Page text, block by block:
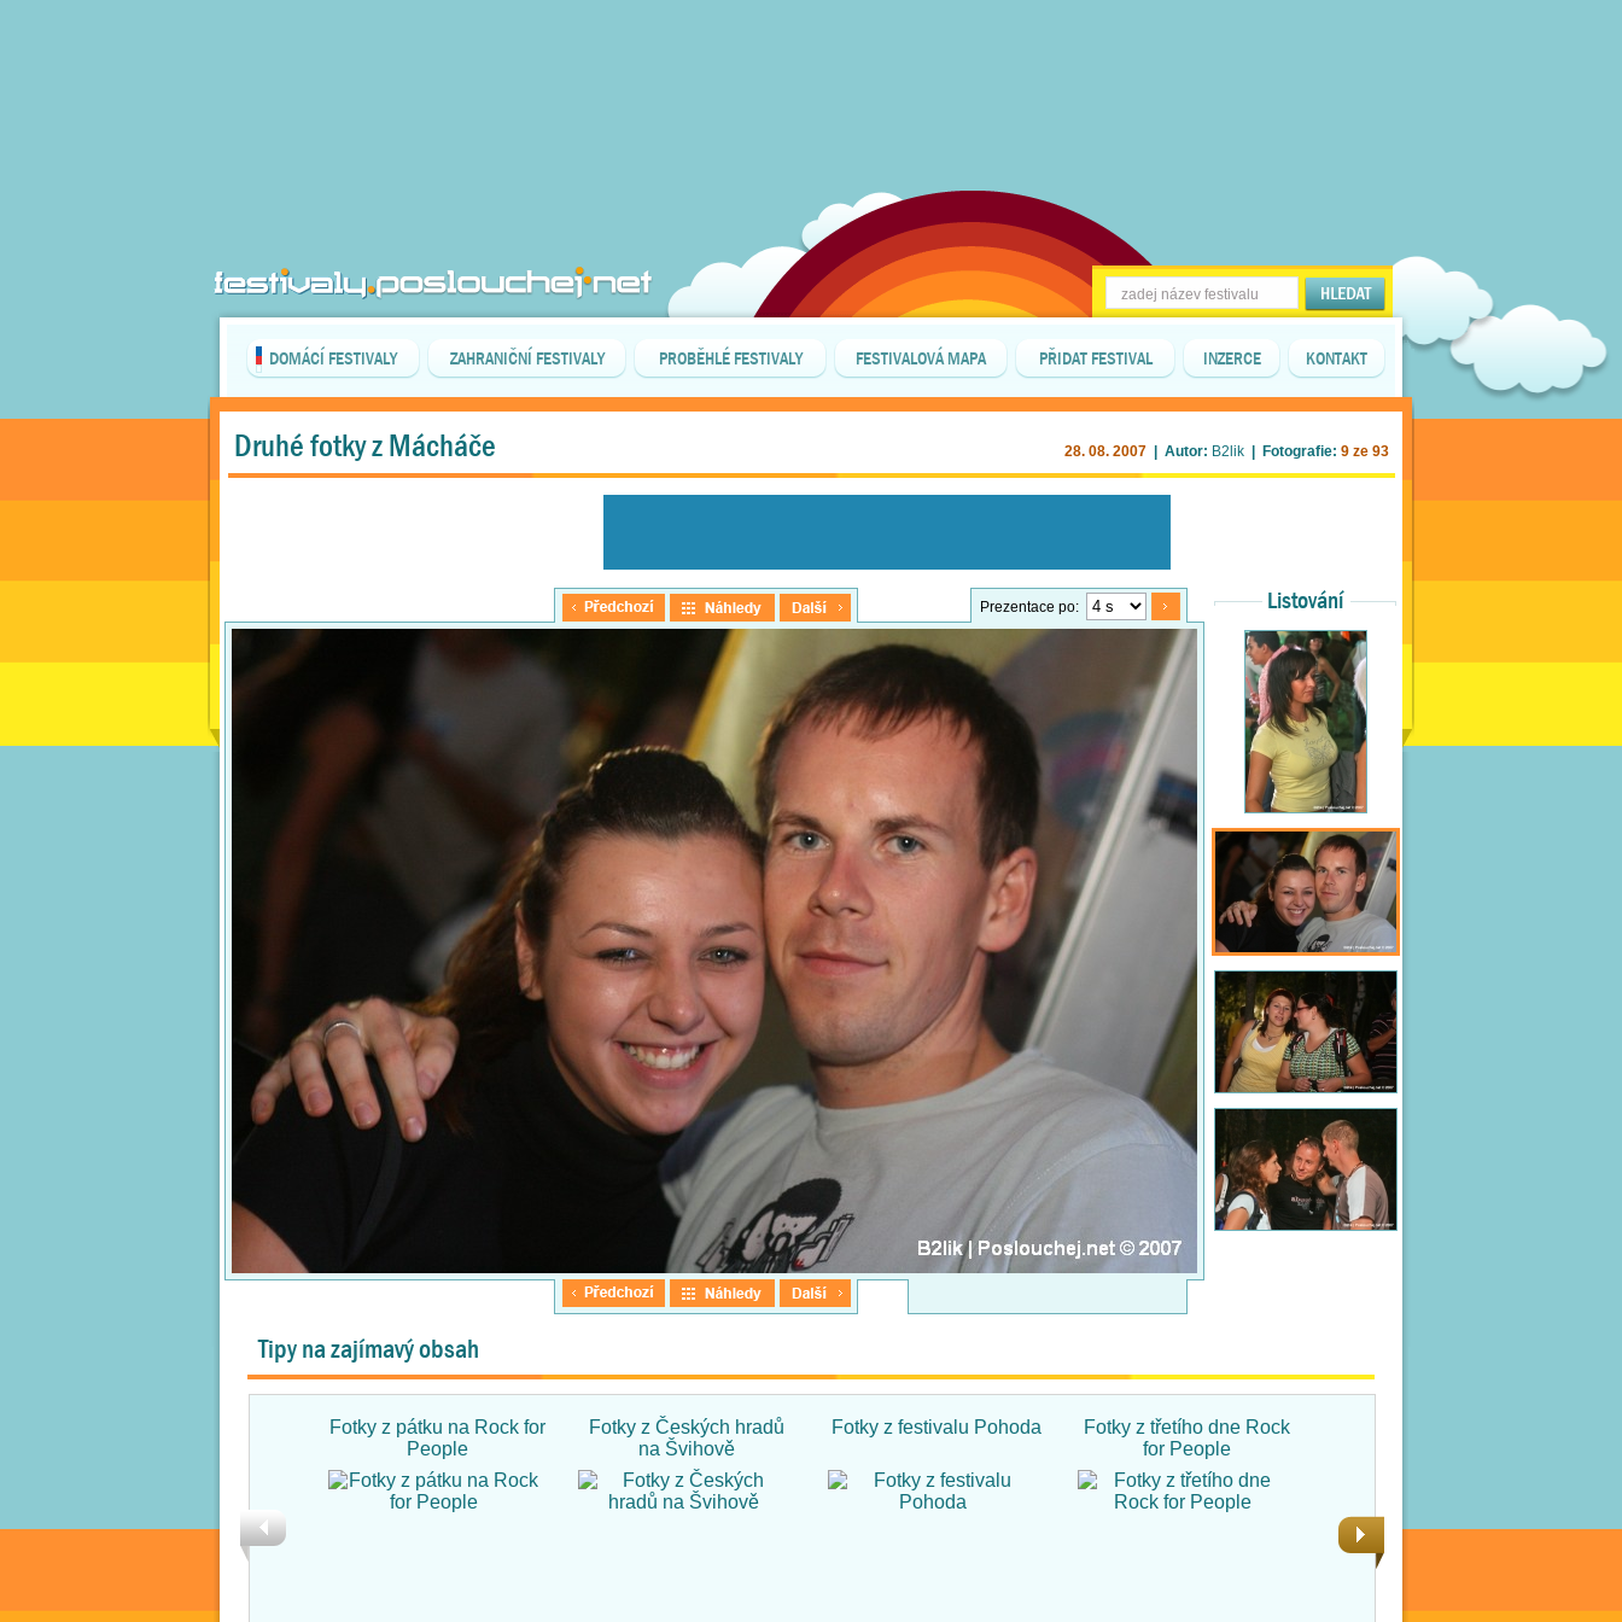
DOMÁCÍ FESTIVALY ZAHRANIČNÍ FESTIVALY PROBĚHLÉ FESTIVALY FESTIVALOVÁ MAPA PŘIDAT FESTIVAL INZERCE KONTAKT
Druhé fotky z Mácháče 28. 08. 2007 | Autor: B2lik | Fotografie: 9 ze 93
Prezentace po: Listování
Tipy na zajímavý obsah
Fotky z pátku na Rock for
People
Fotky z Českých hradů
na Švihově
Fotky z festivalu Pohoda
Fotky z třetího dne Rock
for People